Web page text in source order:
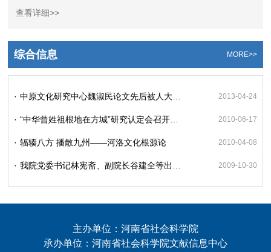
查看详细>>
综合信息 MORE>>
· 中原文化研究中心魏淑民论文先后被人大复印资料《明清史》和《中国社会科学文摘》全文转载 2013-04-24
· “中华曾姓祖根地在方城”研究认定会召开张锐、赵保佑等领导出席 2010-06-17
· 辐辏八方 播散九州——河洛文化根源论 2010-04-08
· 我院党委书记林宪斋、副院长谷建全等出席“中国固始根亲文化节” 2009-10-30
主办单位：河南省社会科学院
承办单位：河南省社会科学院文献信息中心